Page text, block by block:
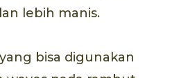
lebih manis.
bisa digunakan